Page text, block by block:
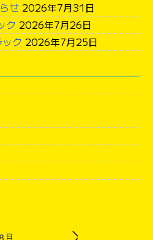
せ 2026年7月31日
ク 2026年7月26日
ク 2026年7月25日
月